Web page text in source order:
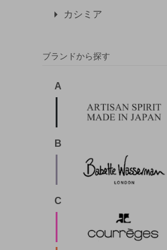
カシミア
ブランドから探す
A
B
C